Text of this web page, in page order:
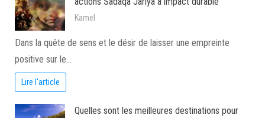
Kamel
Dans la quête de sens et le désir de laisser une empreinte
positive sur le…
Lire l'article
Quelles sont les meilleures destinations pour